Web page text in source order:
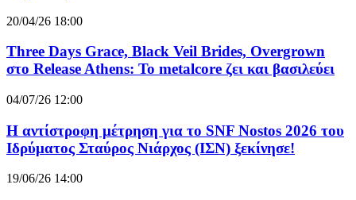
20/04/26 18:00
Three Days Grace, Black Veil Brides, Overgrown
στο Release Athens: Το metalcore ζει και βασιλεύει
04/07/26 12:00
Η αντίστροφη μέτρηση για το SNF Nostos 2026 του
Ιδρύματος Σταύρος Νιάρχος (ΙΣΝ) ξεκίνησε!
19/06/26 14:00